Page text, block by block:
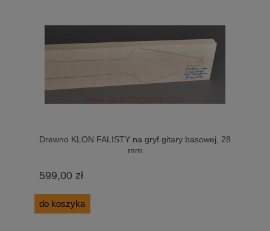
Drewno KLON FALISTY na gryf gitary basowej, 28
mm
599,00 zł
do koszyka